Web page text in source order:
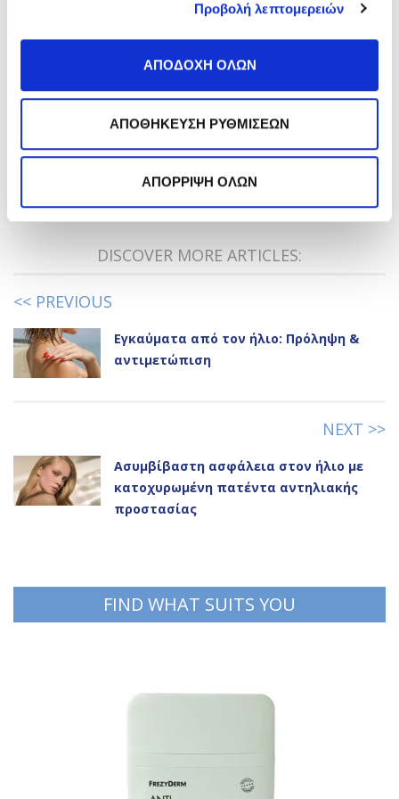
Προβολή λεπτομερειών
ΑΠΟΔΟΧΗ ΟΛΩΝ
ΑΠΟΘΗΚΕΥΣΗ ΡΥΘΜΙΣΕΩΝ
ΑΠΟΡΡΙΨΗ ΟΛΩΝ
Πολιτική Απορρήτου.*
Go to the comment section
DISCOVER MORE ARTICLES:
<< PREVIOUS
Εγκαύματα από τον ήλιο: Πρόληψη &
αντιμετώπιση
NEXT >>
Ασυμβίβαστη ασφάλεια στον ήλιο με
κατοχυρωμένη πατέντα αντηλιακής
προστασίας
FIND WHAT SUITS YOU